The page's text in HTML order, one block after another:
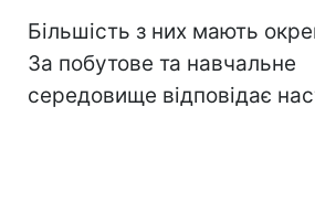
Більшість з них мають
За побутове та навчальне
середовище відповідає